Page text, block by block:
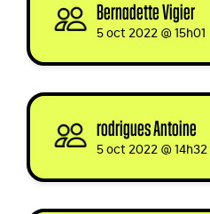
Bernadette Vigier
5 oct 2022 @ 15h01
rodrigues Antoine
5 oct 2022 @ 14h32